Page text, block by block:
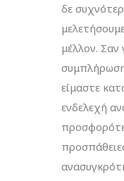
δε
μέλλον. Σαν
είμαστε
ενδελεχή